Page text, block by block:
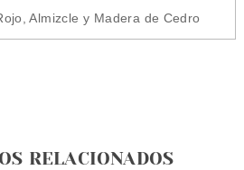
Almizcle y Madera de Cedro
RELACIONADOS